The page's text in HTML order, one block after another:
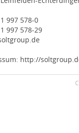
997 578-0
997 578-29
http://